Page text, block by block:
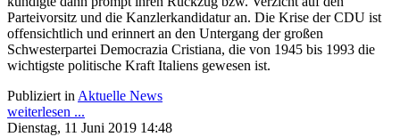
Parteivorsitz und die Kanzlerkandidatur an. Die Krise der CDU ist
offensichtlich und erinnert an den Untergang der großen
Schwesterpartei Democrazia Cristiana, die von 1945 bis 1993 die
wichtigste politische Kraft Italiens gewesen ist.
Publiziert in Aktuelle News
weiterlesen ...
Dienstag, 11 Juni 2019 14:48